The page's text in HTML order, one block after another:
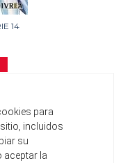
14
para
incluidos
su
aceptar la